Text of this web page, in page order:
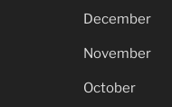
December
November
October